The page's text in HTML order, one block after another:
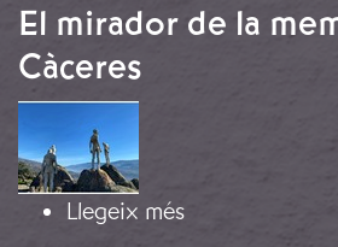
El mirador de la
Càceres
Imatge
Llegeix méssobre El